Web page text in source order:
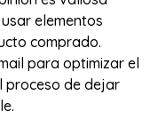
elementos
comprado.
para optimizar el
proceso de dejar